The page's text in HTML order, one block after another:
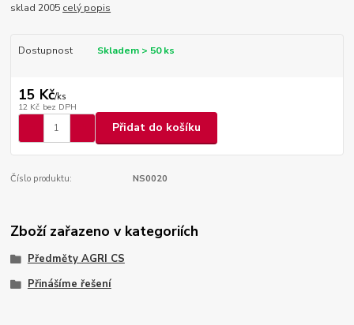
sklad 2005 celý popis
Dostupnost Skladem > 50 ks
15 Kč/ks
12 Kč bez DPH
Přidat do košíku
Číslo produktu: NS0020
Zboží zařazeno v kategoriích
Předměty AGRI CS
Přinášíme řešení